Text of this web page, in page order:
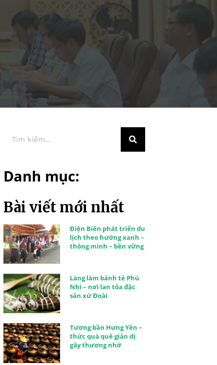
Danh mục:
Bài viết mới nhất
Điện Biên phát triển du
lịch theo hướng xanh –
thông minh – bền vững
Làng làm bánh tẻ Phú
Nhi – nơi lan tỏa đặc
sản xứ Đoài
Tương bần Hưng Yên –
thức quà quê giản dị
gây thương nhớ